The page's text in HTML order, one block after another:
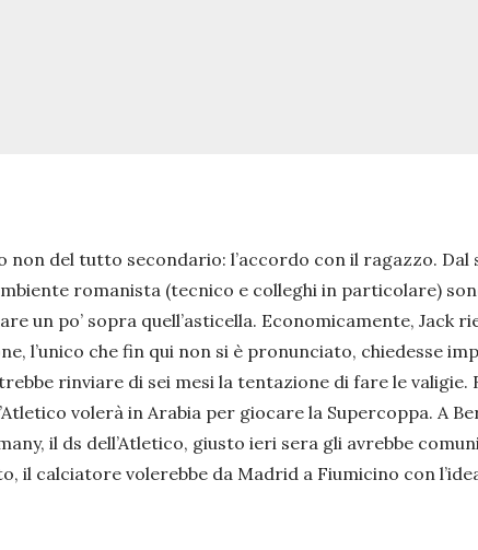
del tutto secondario: l’accordo con il ragazzo.
romanista (tecnico e colleghi in particolare)
un po’ sopra quell’asticella. Economicamente, Jack
l’unico che fin qui non si è pronunciato, chiedesse
rinviare di sei mesi la tentazione di fare le valigie.
volerà in Arabia per giocare la Supercoppa. A
il ds dell’Atletico, giusto ieri sera gli avrebbe
il calciatore volerebbe da Madrid a Fiumicino con